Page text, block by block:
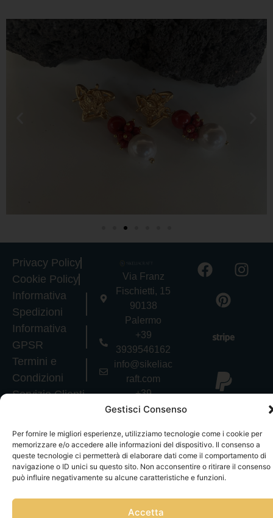
Gestisci Consenso
Per fornire le migliori esperienze, utilizziamo tecnologie come i cookie per
memorizzare e/o accedere alle informazioni del dispositivo. Il consenso a
queste tecnologie ci permetterà di elaborare dati come il comportamento di
navigazione o ID unici su questo sito. Non acconsentire o ritirare il consenso
può influire negativamente su alcune caratteristiche e funzioni.
Accetta
Privacy Policy
Cookie Policy
Informativa
Spedizioni
Informativa
GPSR
Termini e
Condizioni
Servizio Clienti
Via Franz
Fischietti, 15
90138
Palermo
+39
3939546162
info@sikeliac
raft.com
+39
3757750152
07327320821
Copyright © Tutti
i diritti riservati